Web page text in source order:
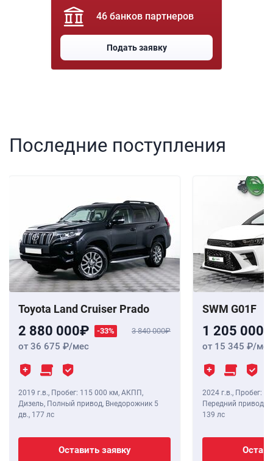
46 банков партнеров
Подать заявку
Последние поступления
Toyota Land Cruiser Prado
2 880 000 -33% 3 840 000
от 36 675 /мес
2019 г.в., Пробег: 115 000 км, АКПП,
Дизель, Полный привод, Внедорожник 5
дв., 177 лс
Оставить заявку
SWM G01F
1 205 000
от 15 345 /мес
2024 г.в., Пробег: 8
Передний привод,
139 лс